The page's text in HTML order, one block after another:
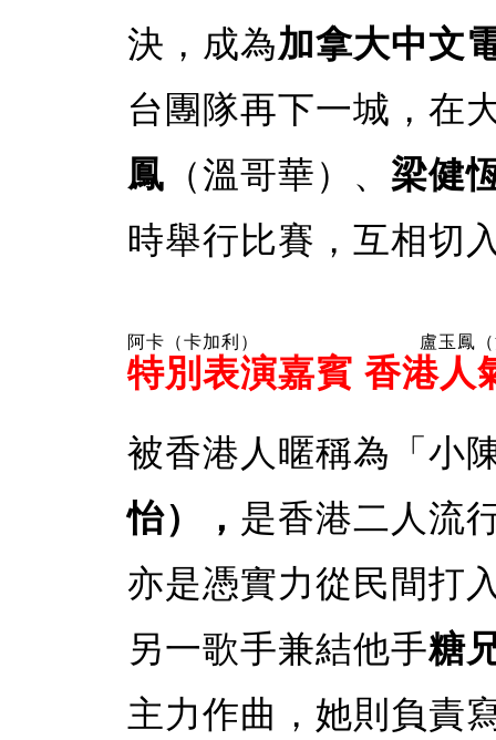
決，成為加拿大中文
台團隊再下一城，在
鳳 （溫哥華）、 梁健
時舉行比賽，互相切
阿卡（卡加利） 盧玉鳳
特別表演嘉賓 香港人
被香港人暱稱為「小
怡）， 是香港二人流
亦是憑實力從民間打
另一歌手兼結他手糖
主力作曲，她則負責